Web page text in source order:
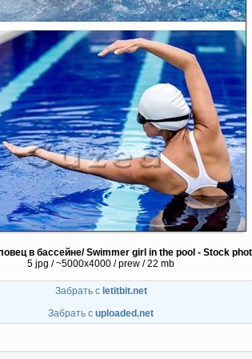
в бассейне/ Swimmer girl in the pool - Stock
5 jpg / ~5000x4000 / prew / 22 mb
Забрать с letitbit.net
Забрать с uploaded.net